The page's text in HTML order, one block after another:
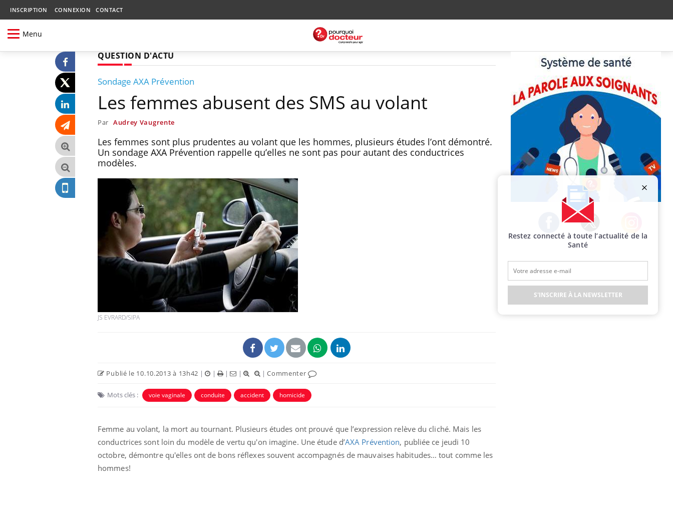
INSCRIPTION CONNEXION CONTACT
Menu
QUESTION D'ACTU
Sondage AXA Prévention
Les femmes abusent des SMS au volant
Par Audrey Vaugrente
Les femmes sont plus prudentes au volant que les hommes, plusieurs études l’ont démontré.
Un sondage AXA Prévention rappelle qu’elles ne sont pas pour autant des conductrices
modèles.
JS EVRARD/SIPA
Publié le 10.10.2013 à 13h42 | | | | |Commenter
Mots clés : voie vaginale conduite accident homicide
Femme au volant, la mort au tournant. Plusieurs études ont prouvé que l’expression relève du cliché. Mais les
conductrices sont loin du modèle de vertu qu'on imagine. Une étude d’AXA Prévention, publiée ce jeudi 10
octobre, démontre qu'elles ont de bons réflexes souvent accompagnés de mauvaises habitudes… tout comme les
hommes!
Facebook Twitter Instagram
Restez connecté à toute l’actualité de la
Santé
S'INSCRIRE À LA NEWSLETTER